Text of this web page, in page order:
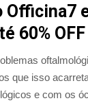
Officina7
60% OFF
que isso
e com os